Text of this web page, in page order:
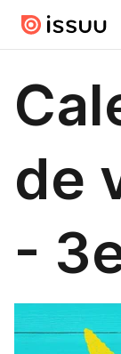
Skip to main
de
-